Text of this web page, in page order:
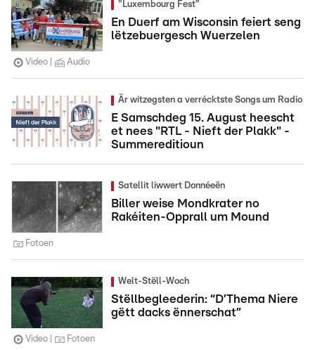
"Luxembourg Fest"
En Duerf am Wisconsin feiert seng
lëtzebuergesch Wuerzelen
Video Audio
Är witzegsten a verrécktste Songs um Radio
E Samschdeg 15. August heescht
et nees "RTL - Nieft der Plakk" -
Summereditioun
Satellit liwwert Donnéeën
Biller weise Mondkrater no
Rakéiten-Opprall um Mound
Fotoen
Welt-Stëll-Woch
Stëllbegleederin: “D’Thema Niere
gëtt dacks ënnerschat”
Video Fotoen